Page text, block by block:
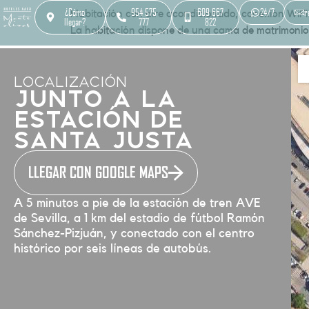
¿Cómo
llegar?
954 575
777
609 667
822
24/7
Habitación con aire acondicionado, conexión
La habitación dispone de una cama de
LOCALIZACIÓN
Junto a la
estación de
Santa Justa
LLEGAR CON GOOGLE MAPS
A 5 minutos a pie de la estación de tren AVE
de Sevilla, a 1 km del estadio de fútbol Ramón
Sánchez-Pizjuán, y conectado con el centro
histórico por seis líneas de autobús.